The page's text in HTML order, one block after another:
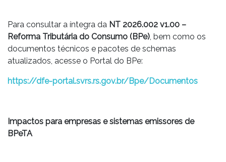
Para consultar a íntegra da NT 2026.002 v1.00 –
Reforma Tributária do Consumo (BPe), bem como os
documentos técnicos e pacotes de schemas
atualizados, acesse o Portal do BPe:
https://dfe-portal.svrs.rs.gov.br/Bpe/Documentos
Impactos para empresas e sistemas emissores de
BPeTA